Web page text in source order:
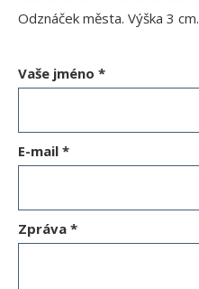
Odznáček města. Výška 3 cm.
Vaše jméno *
E-mail *
Zpráva *